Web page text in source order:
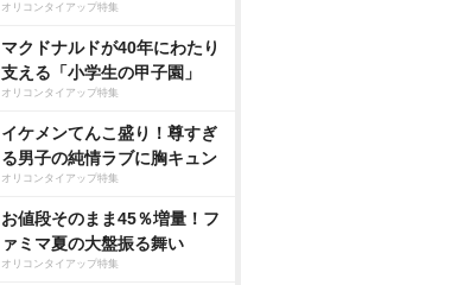
オリコンタイアップ特集
マクドナルドが40年にわたり
支える「小学生の甲子園」
オリコンタイアップ特集
イケメンてんこ盛り！尊すぎ
る男子の純情ラブに胸キュン
オリコンタイアップ特集
お値段そのまま45％増量！フ
ァミマ夏の大盤振る舞い
オリコンタイアップ特集